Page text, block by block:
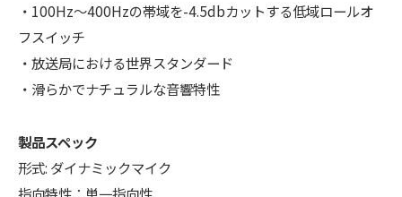
・100Hz～400Hzの帯域を-4.5dbカットする低域ロールオ
フスイッチ
・放送局における世界スタンダード
・滑らかでナチュラルな音響特性
製品スペック
形式: ダイナミックマイク